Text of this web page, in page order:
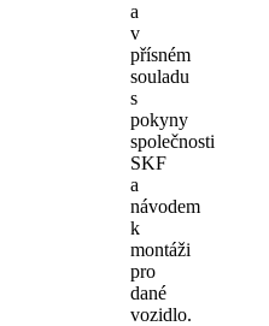
a
v
přísném
souladu
s
pokyny
společnosti
SKF
a
návodem
k
montáži
pro
dané
vozidlo.